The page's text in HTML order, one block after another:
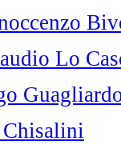
Lo